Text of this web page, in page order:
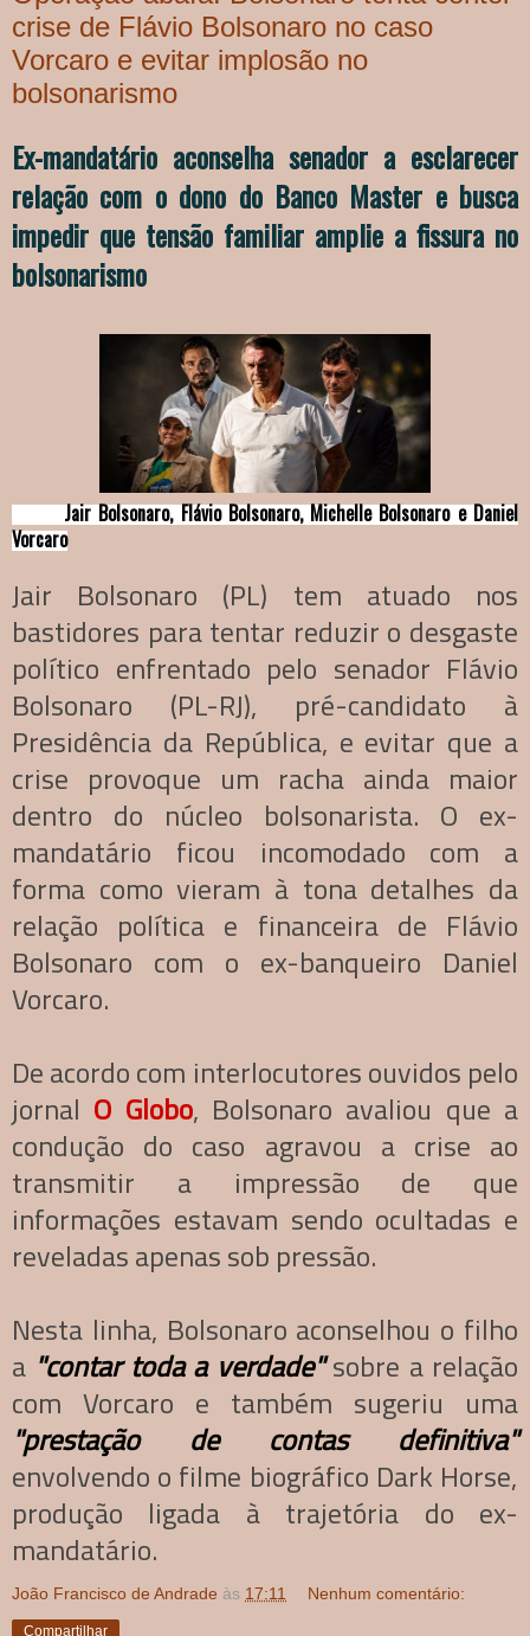
crise de Flávio Bolsonaro no caso
Vorcaro e evitar implosão no
bolsonarismo
Ex-mandatário aconselha senador a esclarecer
relação com o dono do Banco Master e busca
impedir que tensão familiar amplie a fissura no
bolsonarismo
Jair Bolsonaro, Flávio Bolsonaro, Michelle Bolsonaro e Daniel
Vorcaro
Jair Bolsonaro (PL) tem atuado nos
bastidores para tentar reduzir o desgaste
político enfrentado pelo senador Flávio
Bolsonaro (PL-RJ), pré-candidato à
Presidência da República, e evitar que a
crise provoque um racha ainda maior
dentro do núcleo bolsonarista. O ex-
mandatário ficou incomodado com a
forma como vieram à tona detalhes da
relação política e financeira de Flávio
Bolsonaro com o ex-banqueiro Daniel
Vorcaro.
De acordo com interlocutores ouvidos pelo
jornal O Globo, Bolsonaro avaliou que a
condução do caso agravou a crise ao
transmitir a impressão de que
informações estavam sendo ocultadas e
reveladas apenas sob pressão.
Nesta linha, Bolsonaro aconselhou o filho
a "contar toda a verdade"sobre a relação
com Vorcaro e também sugeriu uma
"prestação de contas definitiva"
envolvendo o filme biográfico Dark Horse,
produção ligada à trajetória do ex-
mandatário.
João Francisco de Andrade às 17:11 Nenhum comentário:
Compartilhar